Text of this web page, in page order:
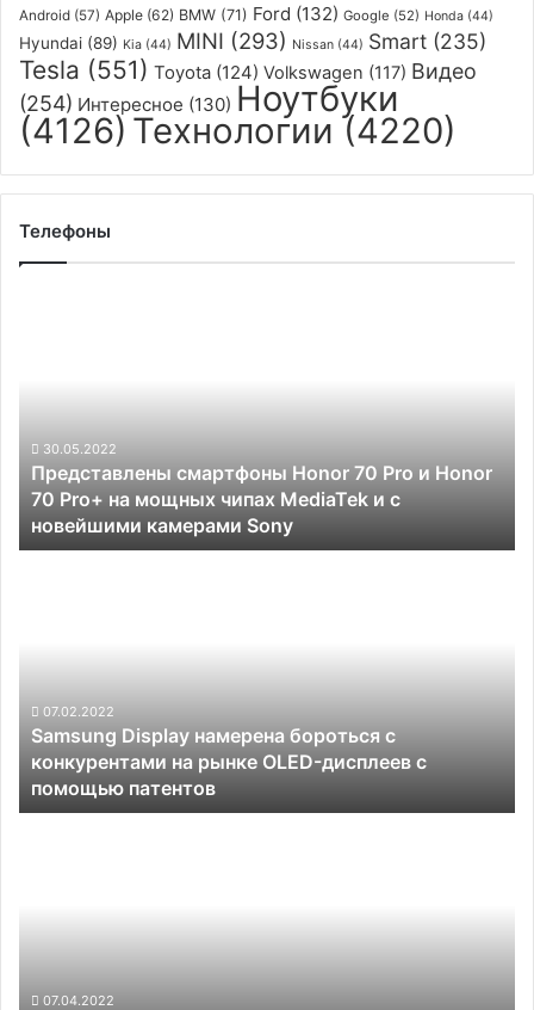
Android (57) Apple (62) BMW (71) Ford (132) Google (52) Honda (44)
Hyundai (89) Kia (44) MINI (293) Nissan (44) Smart (235)
Tesla (551) Toyota (124) Volkswagen (117) Видео
(254) Интересное (130) Ноутбуки
(4126) Технологии (4220)
Телефоны
Honor
70
Pro+
на
мощных
Sony
30.05.2022
Представлены смартфоны Honor 70 Pro и Honor
70 Pro+ на мощных чипах MediaTek и с
новейшими камерами Sony
на
рынке
OLED-
дисплеев
с
07.02.2022
Samsung Display намерена бороться с
конкурентами на рынке OLED-дисплеев с
помощью патентов
Full07.04.2022